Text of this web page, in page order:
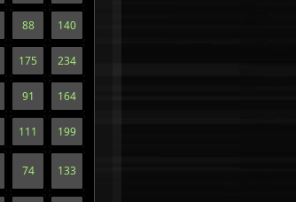
88 140
175 234
91 164
111 199
74 133